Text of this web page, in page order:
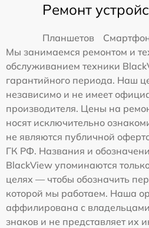
Ремонт
Планшетов
Мы занимаемся ремонтом и
обслуживанием техники
гарантийного периода. Наш
независимо и не имеет
производителя. Цены на
носят исключительно
не являются публичной
ГК РФ. Названия и
BlackView упоминаются
целях — чтобы обозначить
которой мы работаем. Наша
аффилирована с
знаков и не представляет их